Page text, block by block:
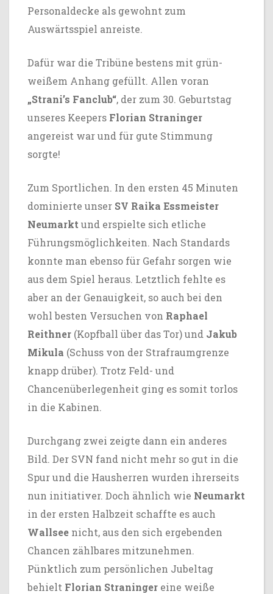
Personaldecke als gewohnt zum
Auswärtsspiel anreiste.
Dafür war die Tribüne bestens mit grün-
weißem Anhang gefüllt. Allen voran
„Strani’s Fanclub“, der zum 30. Geburtstag
unseres Keepers Florian Straninger
angereist war und für gute Stimmung
sorgte!
Zum Sportlichen. In den ersten 45 Minuten
dominierte unser SV Raika Essmeister
Neumarkt und erspielte sich etliche
Führungsmöglichkeiten. Nach Standards
konnte man ebenso für Gefahr sorgen wie
aus dem Spiel heraus. Letztlich fehlte es
aber an der Genauigkeit, so auch bei den
wohl besten Versuchen von Raphael
Reithner (Kopfball über das Tor) und Jakub
Mikula (Schuss von der Strafraumgrenze
knapp drüber). Trotz Feld- und
Chancenüberlegenheit ging es somit torlos
in die Kabinen.
Durchgang zwei zeigte dann ein anderes
Bild. Der SVN fand nicht mehr so gut in die
Spur und die Hausherren wurden ihrerseits
nun initiativer. Doch ähnlich wie Neumarkt
in der ersten Halbzeit schaffte es auch
Wallsee nicht, aus den sich ergebenden
Chancen zählbares mitzunehmen.
Pünktlich zum persönlichen Jubeltag
behielt Florian Straninger eine weiße